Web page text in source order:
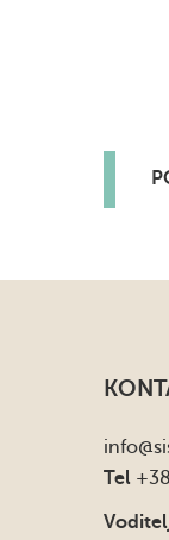
info
Tel